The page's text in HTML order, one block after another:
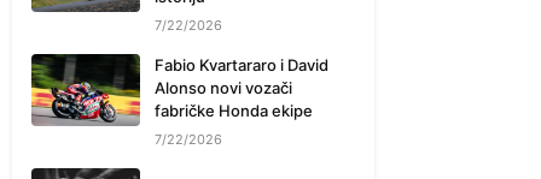
7/22/2026
Fabio Kvartararo i David
Alonso novi vozači
fabričke Honda ekipe
7/22/2026